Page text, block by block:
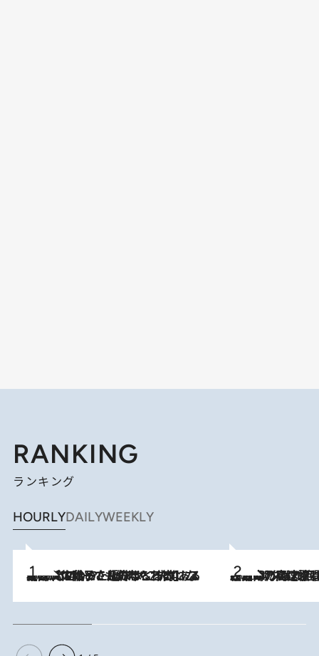
RANKING
ランキング
HOURLYDAILYWEEKLY
2026.8.5
【阿川佐和子さんの年とる力】なぜ70代で始めた趣味は“こんなに楽しい”のか？ ピアノ、俳句…スランプに陥っても続けられる“ある秘訣”とは 2026.8.7
「湘南乃風に憧れて」観客大盛上がりの“タオル回し”に、ラッパー顔負けの高速歌唱まで…さだまさし（74）のアグレッシブすぎる現在地